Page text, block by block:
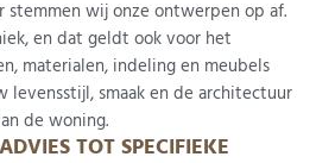
stemmen wij onze ontwerpen op af.
en dat geldt ook voor het
materialen, indeling en meubels
levensstijl, smaak en de architectuur
de woning.
TOT SPECIFIEKE